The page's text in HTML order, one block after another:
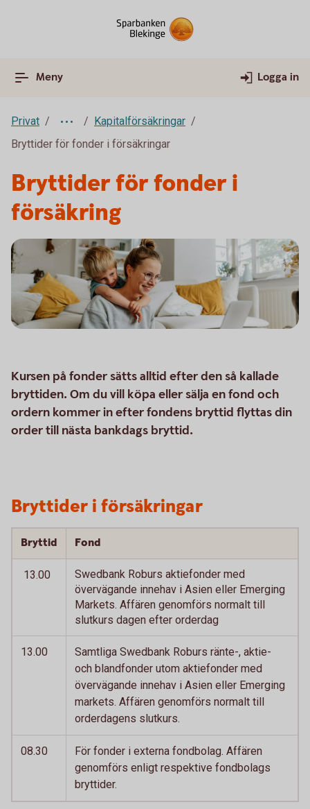
Meny Logga in
Privat
Kapitalförsäkringar
Bryttider för fonder i försäkringar
Bryttider för fonder i
försäkring
Kursen på fonder sätts alltid efter den så kallade
bryttiden. Om du vill köpa eller sälja en fond och
ordern kommer in efter fondens bryttid flyttas din
order till nästa bankdags bryttid.
Bryttider i försäkringar
Bryttid Fond
13.00
Swedbank Roburs aktiefonder med
övervägande innehav i Asien eller Emerging
Markets. Affären genomförs normalt till
slutkurs dagen efter orderdag
13.00
Samtliga Swedbank Roburs ränte-, aktie-
och blandfonder utom aktiefonder med
övervägande innehav i Asien eller Emerging
markets. Affären genomförs normalt till
orderdagens slutkurs.
08.30
För fonder i externa fondbolag. Affären
genomförs enligt respektive fondbolags
bryttider.